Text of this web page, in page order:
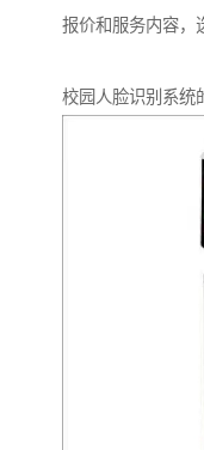
报价和服务内容，
校园人脸识别系统